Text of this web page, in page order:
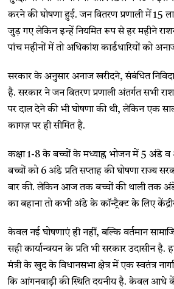
करने की घोषणा हुई. जन वितरण प्रणाली में 15
जुड़ गए लेकिन इन्हें नियमित रूप से हर महीने
पांच महीनों में तो अधिकांश कार्डधारियों को
सरकार के अनुसार अनाज खरीदने, संबंधित निविदा
है. सरकार ने जन वितरण प्रणाली अंतर्गत सभी
पर दाल देने की भी घोषणा की थी, लेकिन एक
कागज़ पर ही सीमित है.
कक्षा 1-8 के बच्चों के मध्याह्न भोजन में 5 अंडे
बच्चों को 6 अंडे प्रति सप्ताह की घोषणा राज्य
बार की. लेकिन आज तक बच्चों की थाली तक
का बहाना तो कभी अंडे के कॉन्ट्रैक्ट के लिए
केवल नई घोषणाएं ही नहीं, बल्कि वर्तमान
सही कार्यान्वयन के प्रति भी सरकार उदासीन है.
मंत्री के खुद के विधानसभा क्षेत्र में एक स्वतंत्र
कि आंगनवाड़ी की स्थिति दयनीय है. केवल आधे